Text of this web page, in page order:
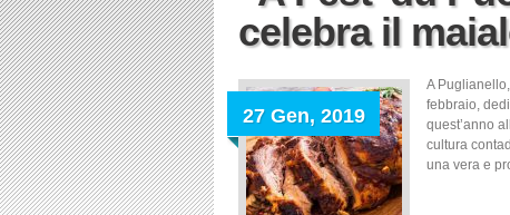
celebra il
27 Gen, 2019
A
febbraio,
quest’anno
cultura
una vera e